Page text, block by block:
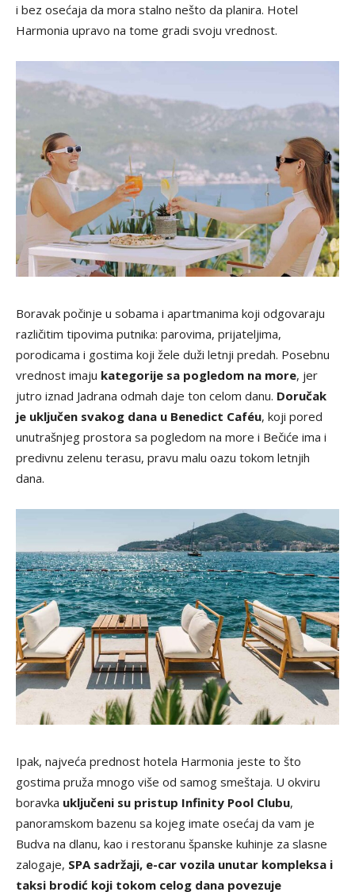
i bez osećaja da mora stalno nešto da planira. Hotel
Harmonia upravo na tome gradi svoju vrednost.
Boravak počinje u sobama i apartmanima koji odgovaraju
različitim tipovima putnika: parovima, prijateljima,
porodicama i gostima koji žele duži letnji predah. Posebnu
vrednost imaju kategorije sa pogledom na more, jer
jutro iznad Jadrana odmah daje ton celom danu. Doručak
je uključen svakog dana u Benedict Caféu, koji pored
unutrašnjeg prostora sa pogledom na more i Bečiće ima i
predivnu zelenu terasu, pravu malu oazu tokom letnjih
dana.
Ipak, najveća prednost hotela Harmonia jeste to što
gostima pruža mnogo više od samog smeštaja. U okviru
boravka uključeni su pristup Infinity Pool Clubu,
panoramskom bazenu sa kojeg imate osećaj da vam je
Budva na dlanu, kao i restoranu španske kuhinje za slasne
zalogaje, SPA sadržaji, e-car vozila unutar kompleksa i
taksi brodić koji tokom celog dana povezuje